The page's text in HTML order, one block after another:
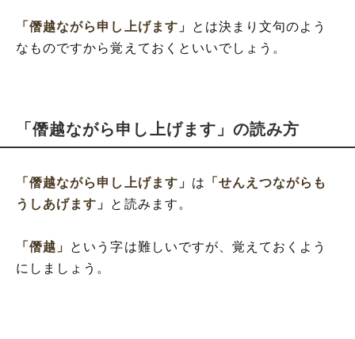
「僭越ながら申し上げます」
とは決まり文句のよう
なものですから覚えておくといいでしょう。
「僭越ながら申し上げます」の読み方
「僭越ながら申し上げます」 は
「せんえつながらも
うしあげます」 と読みます。
「僭越」
という字は難しいですが、覚えておくよう
にしましょう。